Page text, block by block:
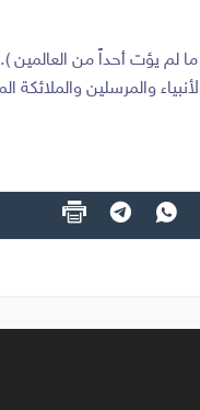
لم يؤت أحداً من العالمين
والمرسلين والملائكة